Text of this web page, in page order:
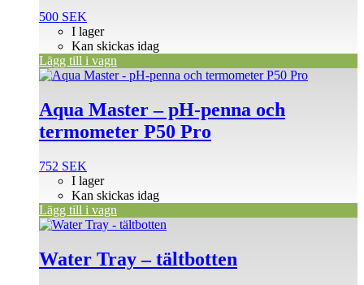
500 SEK
I lager
Kan skickas idag
Lägg till i vagn
Aqua Master – pH-penna och
termometer P50 Pro
752 SEK
I lager
Kan skickas idag
Lägg till i vagn
Water Tray – tältbotten
Den
produkten
har